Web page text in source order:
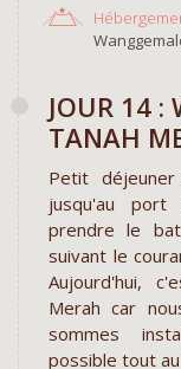
JOUR 14
TANAH
Petit
jusqu'au port
prendre le
suivant le
Aujourd'hui,
Merah car
sommes
possible tout